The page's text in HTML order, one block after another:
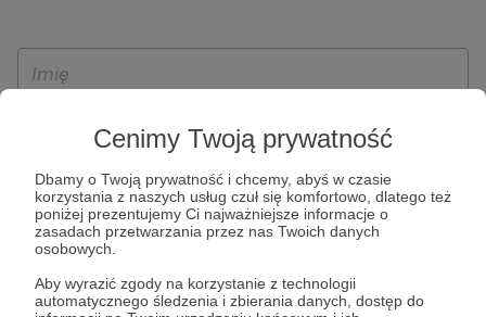
Cenimy Twoją prywatność
Dbamy o Twoją prywatność i chcemy, abyś w czasie
korzystania z naszych usług czuł się komfortowo, dlatego też
poniżej prezentujemy Ci najważniejsze informacje o
zasadach przetwarzania przez nas Twoich danych
osobowych.
Aby wyrazić zgody na korzystanie z technologii
automatycznego śledzenia i zbierania danych, dostęp do
Patronite.pl, w tym możliwości dokonywania oraz
otrzymywania wsparcia na naszej platformie oraz
ich przenoszenia, niepodlegania zautomatyzowanemu
podejmowaniu decyzji, w tym profilowaniu, a także prawo
osobowych. Rejestracja dla osób niepełnoletnich możliwa
jest po przekazaniu podpisanego formularza "Zgodna na
założenie konta przez osobę niepełnoletnią", formularz
dostępny jest na stronie regulaminu Patronite.pl.